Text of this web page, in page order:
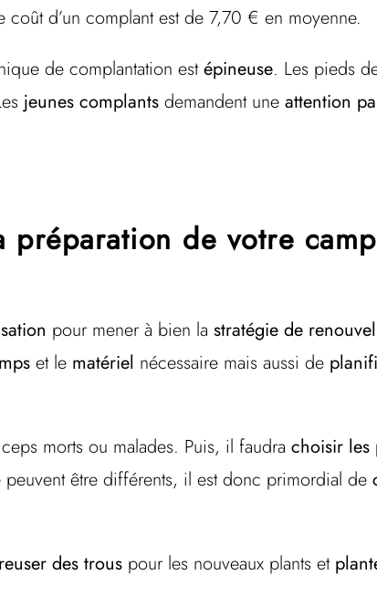
d’un complant est de 7,70 € en moyenne.
de complantation estépineuse. Les pieds
jeunes complants demandent une attention
de votre
pour mener à bien la stratégie de
et le matériel nécessaire mais aussi de
morts ou malades. Puis, il faudra choisir les
peuvent être différents, il est donc primordial de
des trous pour les nouveaux plants et